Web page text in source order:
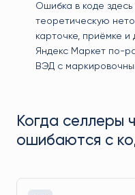
Ошибка в коде
теоретическую
карточке, приёмке
Яндекс Маркет по-
ВЭД с
Когда селлеры
ошибаются с